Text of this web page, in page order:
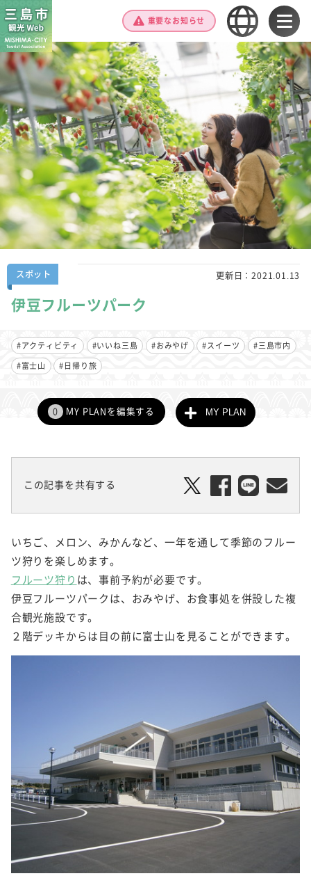
重要なお知らせ
スポット 更新日：2021.01.13
伊豆フルーツパーク
#アクティビティ #いいね三島 #おみやげ #スイーツ
#三島市内
#富士山
#日帰り旅
MY PLAN
0 MY PLANを編集する
この記事を共有する
いちご、メロン、みかんなど、一年を通して季節のフルー
ツ狩りを楽しめます。
フルーツ狩り は、事前予約が必要です。
伊豆フルーツパークは、おみやげ、お食事処を併設した複
合観光施設です。
２階デッキからは目の前に富士山を見ることができます。